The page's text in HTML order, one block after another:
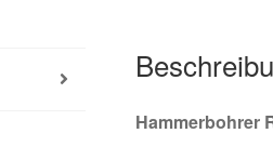
Hammerbohrer